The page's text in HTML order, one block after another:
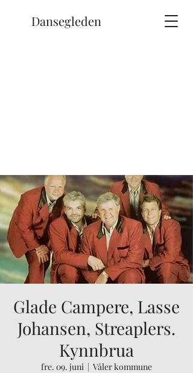
Dansegleden
Glade Campere, Lasse
Johansen, Streaplers.
Kynnbrua
fre. 09. juni
  |
Våler kommune